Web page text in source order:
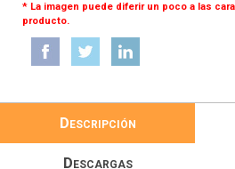
* La imagen puede diferir un poco a las
producto.
Descripción
Descargas